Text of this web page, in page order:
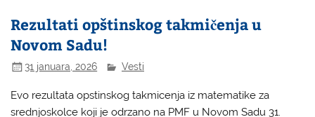
Rezultati opštinskog takmičenja u
Novom Sadu!
31 januara, 2026 Vesti
Evo rezultata opstinskog takmicenja iz matematike za
srednjoskolce koji je odrzano na PMF u Novom Sadu 31.